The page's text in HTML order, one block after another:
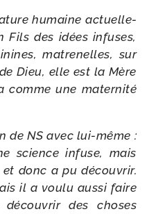
humaine actuel­le­
des idées infuses,
matre­nelles, sur
Dieu, elle est la Mère
comme une mater­ni­té
de NS avec lui-​même :
science infuse, mais
donc a pu décou­vrir.
il a vou­lu aus­si faire
des choses